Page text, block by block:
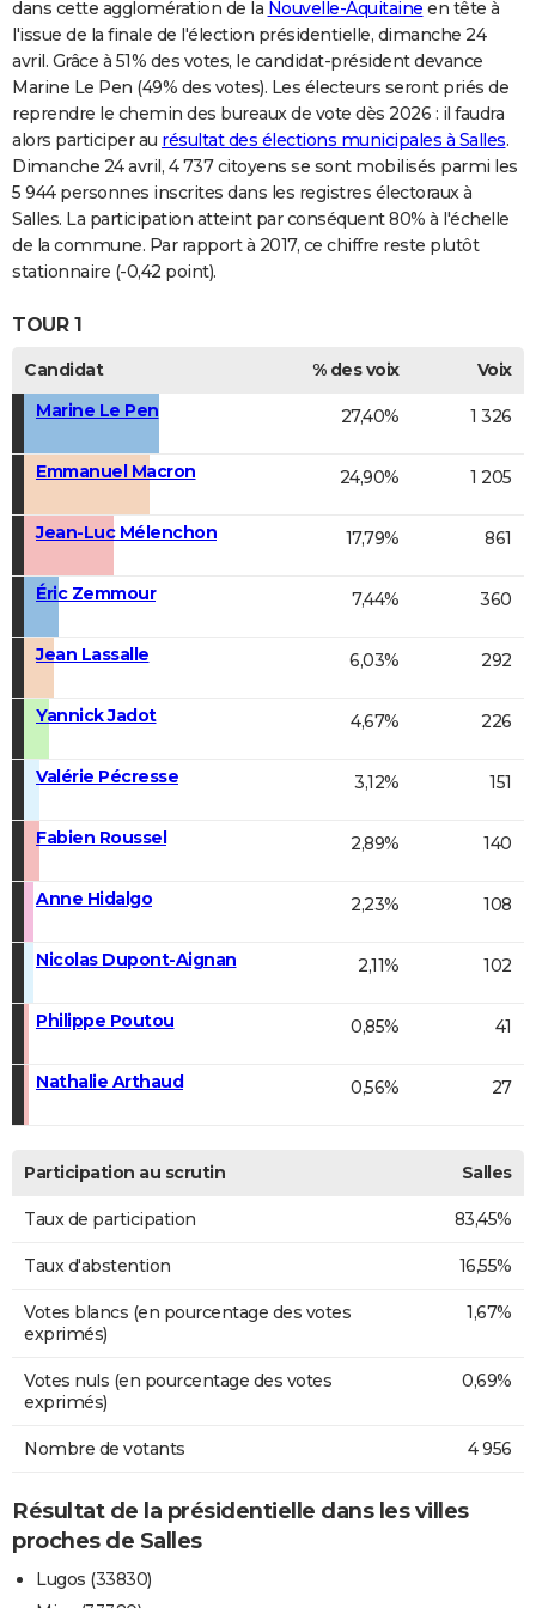
dans cette agglomération de la Nouvelle-Aquitaine en tête à
l'issue de la finale de l'élection présidentielle, dimanche 24
avril. Grâce à 51% des votes, le candidat-président devance
Marine Le Pen (49% des votes). Les électeurs seront priés de
reprendre le chemin des bureaux de vote dès 2026 : il faudra
alors participer au résultat des élections municipales à Salles.
Dimanche 24 avril, 4 737 citoyens se sont mobilisés parmi les
5 944 personnes inscrites dans les registres électoraux à
Salles. La participation atteint par conséquent 80% à l'échelle
de la commune. Par rapport à 2017, ce chiffre reste plutôt
stationnaire (-0,42 point).
TOUR 1
Candidat % des voix
Voix
Marine Le Pen
27,40% 1 326
Emmanuel Macron 24,90% 1 205
Jean-Luc Mélenchon 17,79% 861
Éric Zemmour 7,44% 360
Jean Lassalle 6,03% 292
Yannick Jadot 4,67% 226
Valérie Pécresse 3,12% 151
Fabien Roussel 2,89% 140
Anne Hidalgo 2,23% 108
Nicolas Dupont-Aignan 2,11% 102
Philippe Poutou 0,85% 41
Nathalie Arthaud 0,56% 27
Participation au scrutin Salles
Taux de participation 83,45%
Taux d'abstention 16,55%
Votes blancs (en pourcentage des votes
exprimés)
1,67%
Votes nuls (en pourcentage des votes
exprimés)
0,69%
Nombre de votants 4 956
Résultat de la présidentielle dans les villes
proches de Salles
Lugos (33830)